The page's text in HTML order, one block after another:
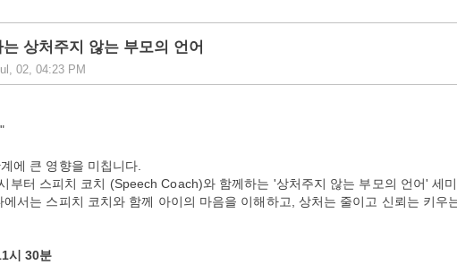
상처주지 않는 부모의 언어
02, 04:23 PM
에 큰 영향을 미칩니다.
부터 스피치 코치 (Speech Coach)와 함께하는 '상처주지 않는 부모의 언어' 세
서는 스피치 코치와 함께 아이의 마음을 이해하고, 상처는 줄이고 신뢰는 키우
시 30분